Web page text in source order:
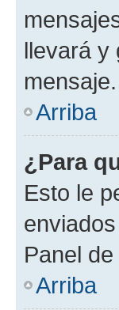
llevará y
mensaje.
Arriba
¿Para
Esto le
Panel
Arriba